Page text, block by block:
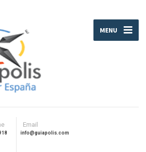
MENU
Email
info@guiapolis.com